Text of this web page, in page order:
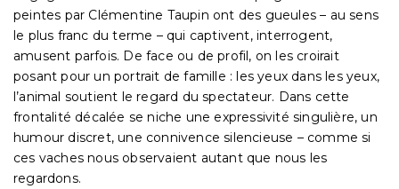
peintes par Clémentine Taupin ont des gueules – au sens
le plus franc du terme – qui captivent, interrogent,
amusent parfois. De face ou de profil, on les croirait
posant pour un portrait de famille : les yeux dans les yeux,
l’animal soutient le regard du spectateur. Dans cette
frontalité décalée se niche une expressivité singulière, un
humour discret, une connivence silencieuse – comme si
ces vaches nous observaient autant que nous les
regardons.